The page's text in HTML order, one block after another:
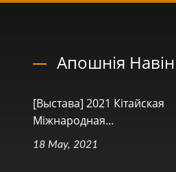
Апошнія
[Выстава] 2021 Кітайская
Міжнародная...
18 May, 2021